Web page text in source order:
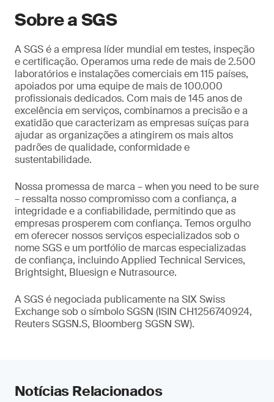
descartado.
Sobre a SGS
A SGS é a empresa líder mundial em testes, inspeção
e certificação. Operamos uma rede de mais de 2.500
laboratórios e instalações comerciais em 115 países,
apoiados por uma equipe de mais de 100.000
profissionais dedicados. Com mais de 145 anos de
excelência em serviços, combinamos a precisão e a
exatidão que caracterizam as empresas suíças para
ajudar as organizações a atingirem os mais altos
padrões de qualidade, conformidade e
sustentabilidade.
Nossa promessa de marca – when you need to be sure
– ressalta nosso compromisso com a confiança, a
integridade e a confiabilidade, permitindo que as
empresas prosperem com confiança. Temos orgulho
em oferecer nossos serviços especializados sob o
nome SGS e um portfólio de marcas especializadas
de confiança, incluindo Applied Technical Services,
Brightsight, Bluesign e Nutrasource.
A SGS é negociada publicamente na SIX Swiss
Exchange sob o símbolo SGSN (ISIN CH1256740924,
Reuters SGSN.S, Bloomberg SGSN SW).
Notícias Relacionados